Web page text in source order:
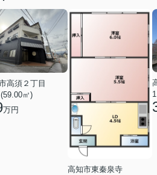
高須２丁目
㎡)
万円
高知市東秦泉寺